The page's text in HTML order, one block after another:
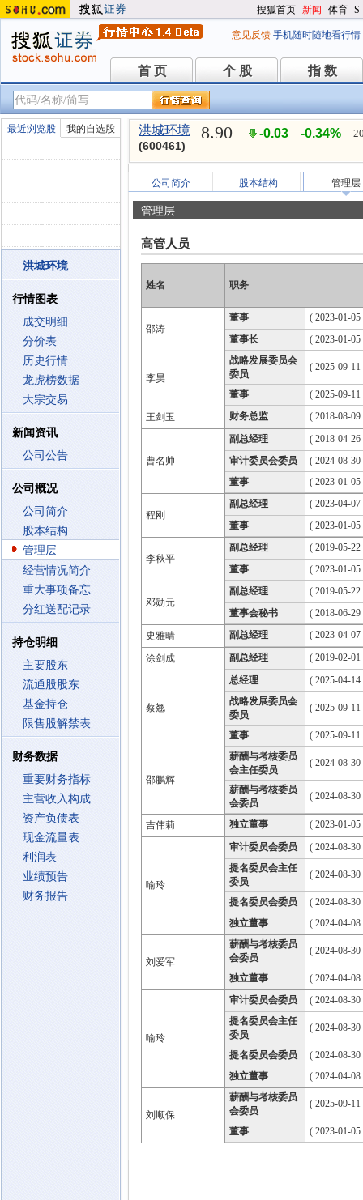
搜狐首页-新闻 -体育-S
意见反馈 手机随时随地看行情
首 页
首 页 个 股
个 股 指 数
指 数
最近浏览股 我的自选股
洪城环境
行情图表
成交明细
分价表
历史行情
龙虎榜数据
大宗交易
新闻资讯
公司公告
公司概况
公司简介
股本结构
管理层
经营情况简介
重大事项备忘
分红送配记录
持仓明细
主要股东
流通股股东
基金持仓
限售股解禁表
财务数据
重要财务指标
主营收入构成
资产负债表
现金流量表
利润表
业绩预告
财务报告
洪城环境
(600461)
8.90 -0.03 -0.34%
公司简介 股本结构 管理层
管理层
高管人员
姓名 职务
邵涛
董事
( 2023-01-
董事长
( 2023-01-
李昊
战略发展委员会
委员
( 2025-09-
董事
( 2025-09-
王剑玉
财务总监 ( 2018-08-
曹名帅
副总经理
( 2018-04-
审计委员会委员
( 2024-08-
董事
( 2023-01-
程刚
副总经理
( 2023-04-
董事
( 2023-01-
李秋平
副总经理
( 2019-05-
董事
( 2023-01-
邓勋元
副总经理
( 2019-05-
董事会秘书
( 2018-06-
史雅晴
副总经理 ( 2023-04-
涂剑成 副总经理 ( 2019-02-
蔡翘
总经理
( 2025-04-
战略发展委员会
委员
( 2025-09-
董事 ( 2025-09-
邵鹏辉
薪酬与考核委员
会主任委员
( 2024-08-
薪酬与考核委员
会委员
( 2024-08-
吉伟莉 独立董事 ( 2023-01-
喻玲
审计委员会委员
( 2024-08-
提名委员会主任
委员
( 2024-08-
提名委员会委员
( 2024-08-
独立董事
( 2024-04-
刘爱军
薪酬与考核委员
会委员
( 2024-08-
独立董事 ( 2024-04-
喻玲
审计委员会委员
( 2024-08-
提名委员会主任
委员
( 2024-08-
提名委员会委员
( 2024-08-
独立董事
( 2024-04-
刘顺保
薪酬与考核委员
会委员
( 2025-09-
董事 ( 2023-01-